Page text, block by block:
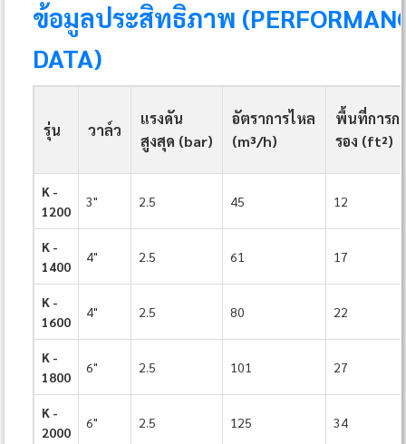
ข้อมูลประสิทธิภาพ
DATA)
รุ่น วาล์ว
แรงดัน
สูงสุด (bar)
อัตราการไหล
(m³/h)
พื้นที่การก
รอง (ft²)
K -
1200
3" 2.5 45 12
K -
1400
4" 2.5 61 17
K -
1600
4" 2.5 80 22
K -
1800
6" 2.5 101 27
K -
2000
6" 2.5 125 34